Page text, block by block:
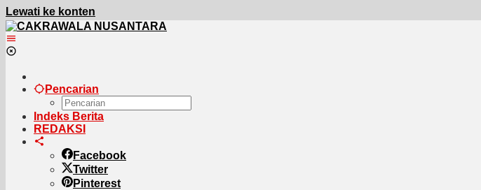
Lewati ke konten
Pencarian
Indeks Berita
REDAKSI
Facebook
Twitter
Pinterest